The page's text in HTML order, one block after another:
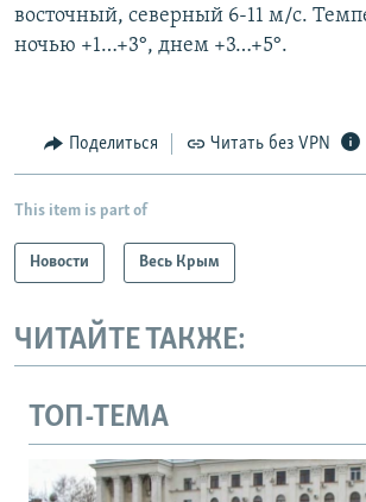
восточный, северный 6-11 м/с.
ночью +1…+3°, днем +3…+5°.
Поделиться Читать без VPN
This item is part of
Новости Весь Крым
ЧИТАЙТЕ ТАКЖЕ:
ТОП-ТЕМА